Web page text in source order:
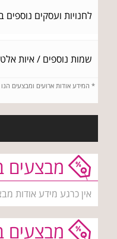
לחנויות ועסקים נוספים
שמות נוספים / איות
* המידע אודות ארועים ומבצעים
מבצעים
אין כרגע מידע אודות
מבצעים